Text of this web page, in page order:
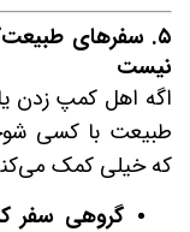
۵. سفرهای
نیست
اگه اهل کمپ زدن
طبیعت با کسی
که خیلی کمک
گروهی سفر